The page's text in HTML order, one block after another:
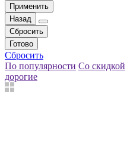
Применить
Назад
Сбросить
Готово
Сбросить
По популярности Со скидкой
дорогие